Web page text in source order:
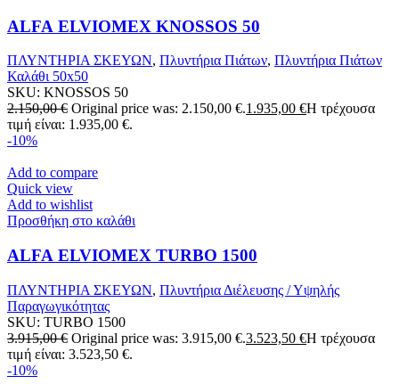
ALFA ELVIOMEX KNOSSOS 50
ΠΛΥΝΤΗΡΙΑ ΣΚΕΥΩΝ, Πλυντήρια Πιάτων, Πλυντήρια Πιάτων
Καλάθι 50x50
SKU: KNOSSOS 50
2.150,00€ Original price was: 2.150,00 €.1.935,00 €Η τρέχουσα
τιμή είναι: 1.935,00 €.
-10%
Add to compare
Quick view
Add to wishlist
Προσθήκη στο καλάθι
ALFA ELVIOMEX TURBO 1500
ΠΛΥΝΤΗΡΙΑ ΣΚΕΥΩΝ, Πλυντήρια Διέλευσης / Υψηλής
Παραγωγικότητας
SKU: TURBO 1500
3.915,00€ Original price was: 3.915,00 €.3.523,50 €Η τρέχουσα
τιμή είναι: 3.523,50 €.
-10%